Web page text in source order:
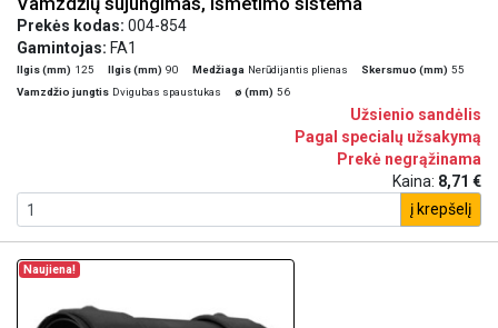
Prekės kodas: 004-854
Gamintojas: FA1
Ilgis (mm) 125 Ilgis (mm) 90 Medžiaga Nerūdijantis plienas Skersmuo (mm) 55
Vamzdžio jungtis Dvigubas spaustukas ø (mm) 56
Užsienio sandėlis
Pagal specialų užsakymą
Prekė negrąžinama
Kaina: 8,71 €
į krepšelį
Naujiena!